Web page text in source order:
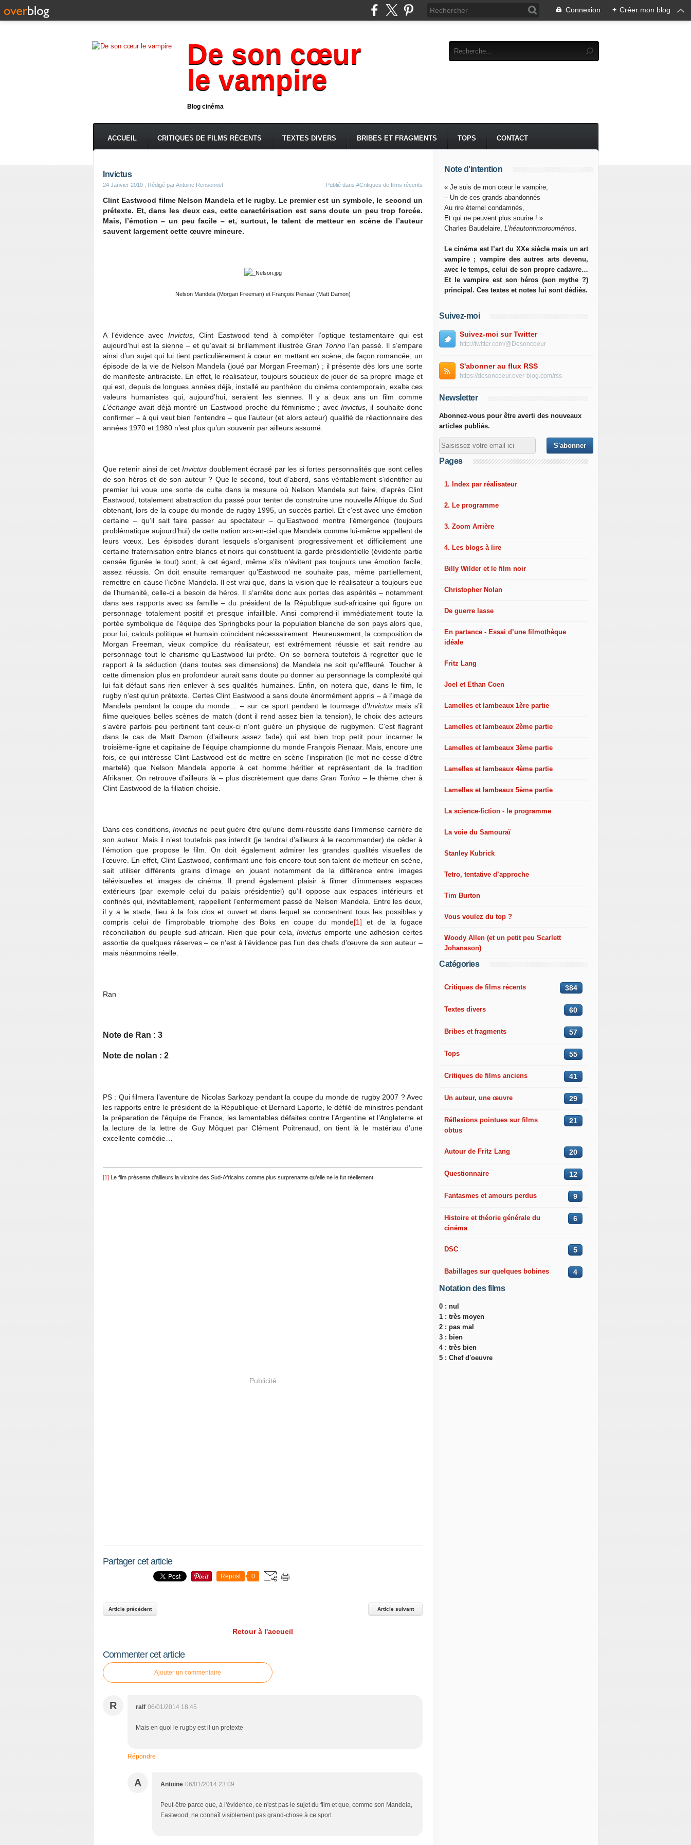
Connexion + Créer mon blog
De son cœur
le vampire
Blog cinéma
ACCUEIL CRITIQUES DE FILMS RÉCENTS TEXTES DIVERS BRIBES ET FRAGMENTS TOPS CONTACT
Invictus
24 Janvier 2010 , Rédigé par Antoine Rensonnet Publié dans #Critiques de films récents
Clint Eastwood filme Nelson Mandela et le rugby. Le premier est un symbole, le second un
prétexte. Et, dans les deux cas, cette caractérisation est sans doute un peu trop forcée.
Mais, l’émotion – un peu facile – et, surtout, le talent de metteur en scène de l’auteur
sauvent largement cette œuvre mineure.
Nelson Mandela (Morgan Freeman) et François Pienaar (Matt Damon)
A l’évidence avec Invictus, Clint Eastwood tend à compléter l’optique testamentaire qui est
aujourd’hui est la sienne – et qu’avait si brillamment illustrée Gran Torinol’an passé. Il s’empare
ainsi d’un sujet qui lui tient particulièrement à cœur en mettant en scène, de façon romancée, un
épisode de la vie de Nelson Mandela (joué par Morgan Freeman) ; il présente dès lors une sorte
de manifeste antiraciste. En effet, le réalisateur, toujours soucieux de jouer de sa propre image et
qui est, depuis de longues années déjà, installé au panthéon du cinéma contemporain, exalte ces
valeurs humanistes qui, aujourd’hui, seraient les siennes. Il y a deux ans un film comme
L’échange avait déjà montré un Eastwood proche du féminisme ; avec Invictus, il souhaite donc
confirmer – à qui veut bien l’entendre – que l’auteur (et alors acteur) qualifié de réactionnaire des
années 1970 et 1980 n’est plus qu’un souvenir par ailleurs assumé.
Que retenir ainsi de cetInvictus doublement écrasé par les si fortes personnalités que sont celles
de son héros et de son auteur ? Que le second, tout d’abord, sans véritablement s’identifier au
premier lui voue une sorte de culte dans la mesure où Nelson Mandela sut faire, d’après Clint
Eastwood, totalement abstraction du passé pour tenter de construire une nouvelle Afrique du Sud
obtenant, lors de la coupe du monde de rugby 1995, un succès partiel. Et c’est avec une émotion
certaine – qu’il sait faire passer au spectateur – qu’Eastwood montre l’émergence (toujours
problématique aujourd’hui) de cette nation arc-en-ciel que Mandela comme lui-même appellent de
leurs vœux. Les épisodes durant lesquels s’organisent progressivement et difficilement une
certaine fraternisation entre blancs et noirs qui constituent la garde présidentielle (évidente partie
censée figurée le tout) sont, à cet égard, même s’ils n’évitent pas toujours une émotion facile,
assez réussis. On doit ensuite remarquer qu’Eastwood ne souhaite pas, même partiellement,
remettre en cause l’icône Mandela. Il est vrai que, dans la vision que le réalisateur a toujours eue
de l’humanité, celle-ci a besoin de héros. Il s’arrête donc aux portes des aspérités – notamment
dans ses rapports avec sa famille – du président de la République sud-africaine qui figure un
personnage totalement positif et presque infaillible. Ainsi comprend-il immédiatement toute la
portée symbolique de l’équipe des Springboks pour la population blanche de son pays alors que,
pour lui, calculs politique et humain coïncident nécessairement. Heureusement, la composition de
Morgan Freeman, vieux complice du réalisateur, est extrêmement réussie et sait rendre au
personnage tout le charisme qu’Eastwood lui prête. On se bornera toutefois à regretter que le
rapport à la séduction (dans toutes ses dimensions) de Mandela ne soit qu’effleuré. Toucher à
cette dimension plus en profondeur aurait sans doute pu donner au personnage la complexité qui
lui fait défaut sans rien enlever à ses qualités humaines. Enfin, on notera que, dans le film, le
rugby n’est qu’un prétexte. Certes Clint Eastwood a sans doute énormément appris – à l’image de
Mandela pendant la coupe du monde… – sur ce sport pendant le tournage d’Invictusmais s’il
filme quelques belles scènes de match (dont il rend assez bien la tension), le choix des acteurs
s’avère parfois peu pertinent tant ceux-ci n’ont guère un physique de rugbymen. C’est flagrant
dans le cas de Matt Damon (d’ailleurs assez fade) qui est bien trop petit pour incarner le
troisième-ligne et capitaine de l’équipe championne du monde François Pienaar. Mais, encore une
fois, ce qui intéresse Clint Eastwood est de mettre en scène l’inspiration (le mot ne cesse d’être
martelé) que Nelson Mandela apporte à cet homme héritier et représentant de la tradition
Afrikaner. On retrouve d’ailleurs là – plus discrètement que dansGran Torino – le thème cher à
Clint Eastwood de la filiation choisie.
Dans ces conditions, Invictusne peut guère être qu’une demi-réussite dans l’immense carrière de
son auteur. Mais il n’est toutefois pas interdit (je tendrai d’ailleurs à le recommander) de céder à
l’émotion que propose le film. On doit également admirer les grandes qualités visuelles de
l’œuvre. En effet, Clint Eastwood, confirmant une fois encore tout son talent de metteur en scène,
sait utiliser différents grains d’image en jouant notamment de la différence entre images
télévisuelles et images de cinéma. Il prend également plaisir à filmer d’immenses espaces
extérieurs (par exemple celui du palais présidentiel) qu’il oppose aux espaces intérieurs et
confinés qui, inévitablement, rappellent l’enfermement passé de Nelson Mandela. Entre les deux,
il y a le stade, lieu à la fois clos et ouvert et dans lequel se concentrent tous les possibles y
compris celui de l’improbable triomphe des Boks en coupe du monde[1] et de la fugace
réconciliation du peuple sud-africain. Rien que pour cela,Invictus emporte une adhésion certes
assortie de quelques réserves – ce n’est à l’évidence pas l’un des chefs d’œuvre de son auteur –
mais néanmoins réelle.
Ran
Note de Ran : 3
Note de nolan : 2
PS : Qui filmera l’aventure de Nicolas Sarkozy pendant la coupe du monde de rugby 2007 ? Avec
les rapports entre le président de la République et Bernard Laporte, le défilé de ministres pendant
la préparation de l’équipe de France, les lamentables défaites contre l’Argentine et l’Angleterre et
la lecture de la lettre de Guy Môquet par Clément Poitrenaud, on tient là le matériau d’une
excellente comédie…
[1] Le film présente d’ailleurs la victoire des Sud-Africains comme plus surprenante qu’elle ne le fut réellement.
Publicité
Partager cet article
t
a
c
e
t
Repost 0
Article précédent Article suivant
Retour à l'accueil
Commenter cet article
Ajouter un commentaire
R ralf 06/01/2014 18:45
Mais en quoi le rugby est il un pretexte
Répondre
A Antoine 06/01/2014 23:09
Peut-être parce que, à l'évidence, ce n'est pas le sujet du film et que, comme son Mandela,
Eastwood, ne connaît visiblement pas grand-chose à ce sport.
Note d'intention
« Je suis de mon cœur le vampire,
– Un de ces grands abandonnés
Au rire éternel condamnés,
Et qui ne peuvent plus sourire ! »
Charles Baudelaire, L’héautontimorouménos.
Le cinéma est l’art du XXe siècle mais un art
vampire ; vampire des autres arts devenu,
avec le temps, celui de son propre cadavre…
Et le vampire est son héros (son mythe ?)
principal. Ces textes et notes lui sont dédiés.
Suivez-moi
Suivez-moi sur Twitter
http://twitter.com/@Desoncoeur
S'abonner au flux RSS
https://desoncoeur.over-blog.com/rss
Newsletter
Abonnez-vous pour être averti des nouveaux
articles publiés.
Pages
1. Index par réalisateur
2. Le programme
3. Zoom Arrière
4. Les blogs à lire
Billy Wilder et le film noir
Christopher Nolan
De guerre lasse
En partance - Essai d’une filmothèque
idéale
Fritz Lang
Joel et Ethan Coen
Lamelles et lambeaux 1ère partie
Lamelles et lambeaux 2ème partie
Lamelles et lambeaux 3ème partie
Lamelles et lambeaux 4ème partie
Lamelles et lambeaux 5ème partie
La science-fiction - le programme
La voie du Samouraï
Stanley Kubrick
Tetro, tentative d’approche
Tim Burton
Vous voulez du top ?
Woody Allen (et un petit peu Scarlett
Johansson)
Catégories
384
Critiques de films récents
60
Textes divers
57
Bribes et fragments
55
Tops
41
Critiques de films anciens
29
Un auteur, une œuvre
21
Réflexions pointues sur films
obtus
20
Autour de Fritz Lang
12
Questionnaire
9
Fantasmes et amours perdus
6
Histoire et théorie générale du
cinéma
5
DSC
4
Babillages sur quelques bobines
Notation des films
0 : nul
1 : très moyen
2 : pas mal
3 : bien
4 : très bien
5 : Chef d'oeuvre